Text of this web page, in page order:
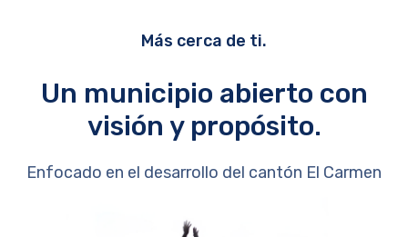
Más cerca de ti.
Un municipio abierto con
visión y propósito.
Enfocado en el desarrollo del cantón El Carmen